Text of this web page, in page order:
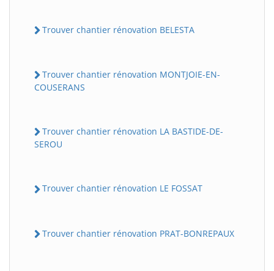
Trouver chantier rénovation BELESTA
Trouver chantier rénovation MONTJOIE-EN-
COUSERANS
Trouver chantier rénovation LA BASTIDE-DE-
SEROU
Trouver chantier rénovation LE FOSSAT
Trouver chantier rénovation PRAT-BONREPAUX